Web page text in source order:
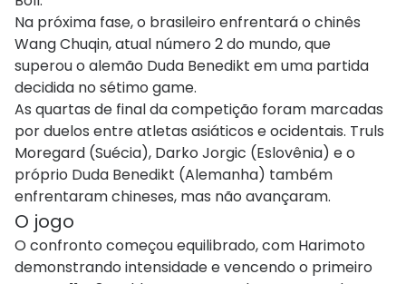
Na próxima fase, o brasileiro enfrentará o chinês
Wang Chuqin, atual número 2 do mundo, que
superou o alemão Duda Benedikt em uma partida
decidida no sétimo game.
As quartas de final da competição foram marcadas
por duelos entre atletas asiáticos e ocidentais. Truls
Moregard (Suécia), Darko Jorgic (Eslovênia) e o
próprio Duda Benedikt (Alemanha) também
enfrentaram chineses, mas não avançaram.
O jogo
O confronto começou equilibrado, com Harimoto
demonstrando intensidade e vencendo o primeiro